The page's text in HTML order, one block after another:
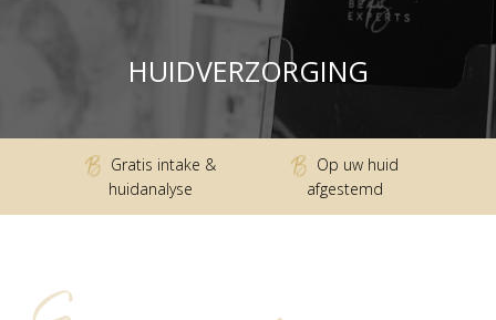
HUIDVERZORGING
Gratis intake &
huidanalyse
Op uw huid
afgestemd